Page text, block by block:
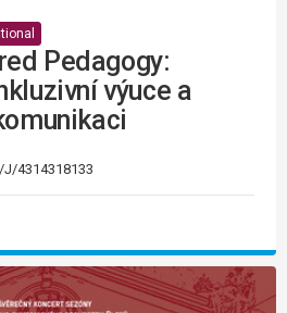
Pedagogy:
výuce a
J/4314318133